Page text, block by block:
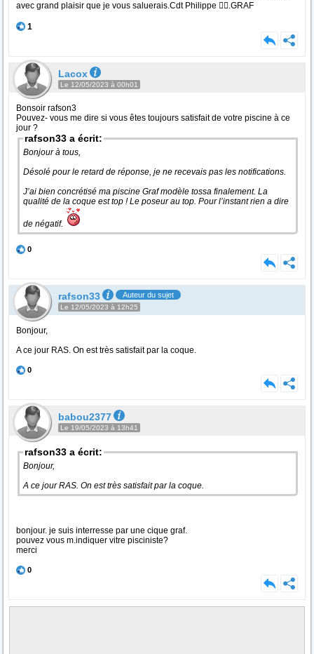
avec grand plaisir que je vous saluerais.Cdt Philippe 🏊‍♂️.GRAF
1
Lacox
Le 12/05/2023 à 00h01
Bonsoir rafson3
Pouvez- vous me dire si vous êtes toujours satisfait de votre piscine à ce
jour ?
rafson33 a écrit:
Bonjour à tous,
Désolé pour le retard de réponse, je ne recevais pas les notifications.
J’ai bien concrétisé ma piscine Graf modèle tossa finalement. La
qualité de la coque est top ! Le poseur au top. Pour l’instant rien a dire
de négatif.
0
rafson33 Auteur du sujet
Le 12/05/2023 à 12h25
Bonjour,
A ce jour RAS. On est très satisfait par la coque.
0
babou2377
Le 19/05/2023 à 13h41
rafson33 a écrit:
Bonjour,
A ce jour RAS. On est très satisfait par la coque.
bonjour. je suis interresse par une cique graf.
pouvez vous m.indiquer vitre pisciniste?
merci
0